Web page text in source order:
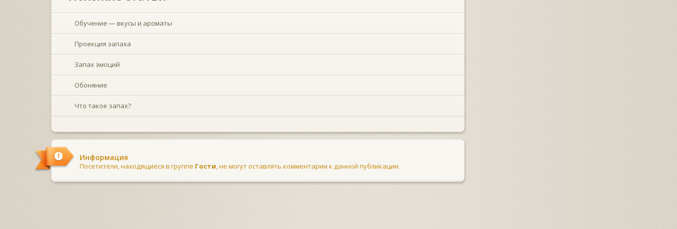
Обучение — вкусы и ароматы
Проекция запаха
Запах эмоций
Обоняние
Что такое запах?
Информация
Посетители, находящиеся в группе Гости, не могут оставлять комментарии к данной публикации.